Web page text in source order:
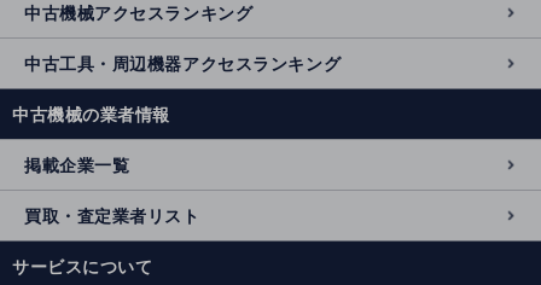
中古機械アクセスランキング
中古工具・周辺機器アクセスランキング
中古機械の業者情報
掲載企業一覧
買取・査定業者リスト
サービスについて